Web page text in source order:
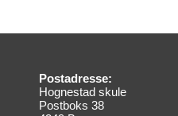
Postadresse:
Hognestad skule
Postboks 38